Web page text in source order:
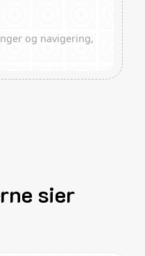
og navigering,
sier